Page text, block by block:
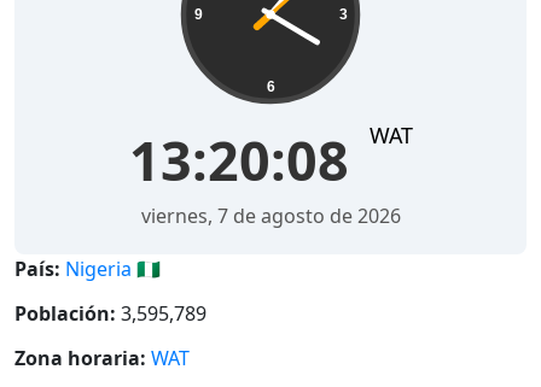
3
6
9
13:20:09 WAT
viernes, 7 de agosto de 2026
País: Nigeria 🇳🇬
Población: 3,595,789
Zona horaria: WAT